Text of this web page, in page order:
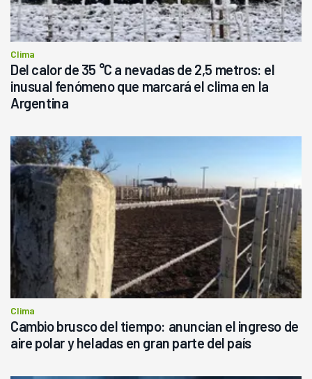
Clima
Del calor de 35 °C a nevadas de 2,5 metros: el
inusual fenómeno que marcará el clima en la
Argentina
Clima
Cambio brusco del tiempo: anuncian el ingreso de
aire polar y heladas en gran parte del país